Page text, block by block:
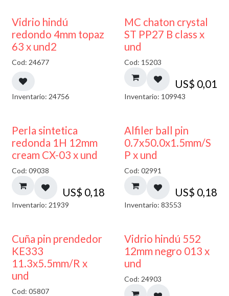
40% DESCUENTO
Vidrio hindú
redondo 4mm topaz
63 x und2
Cod: 24677
Inventario: 24756
MC chaton crystal
ST PP27 B class x
und
Cod: 15203
US$ 0,01
Inventario: 109943
Perla sintetica
redonda 1H 12mm
cream CX-03 x und
Cod: 09038
US$ 0,18
Inventario: 21939
Alfiler ball pin
0.7x50.0x1.5mm/S
P x und
Cod: 02991
US$ 0,18
Inventario: 83553
Cuña pin prendedor
KE333
11.3x5.5mm/R x
und
Cod: 05807
40% DESCUENTO
Vidrio hindú 552
12mm negro 013 x
und
Cod: 24903